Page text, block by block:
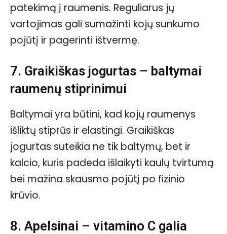
patekimą į raumenis. Reguliarus jų
vartojimas gali sumažinti kojų sunkumo
pojūtį ir pagerinti ištvermę.
7. Graikiškas jogurtas – baltymai
raumenų stiprinimui
Baltymai yra būtini, kad kojų raumenys
išliktų stiprūs ir elastingi. Graikiškas
jogurtas suteikia ne tik baltymų, bet ir
kalcio, kuris padeda išlaikyti kaulų tvirtumą
bei mažina skausmo pojūtį po fizinio
krūvio.
8. Apelsinai – vitamino C galia